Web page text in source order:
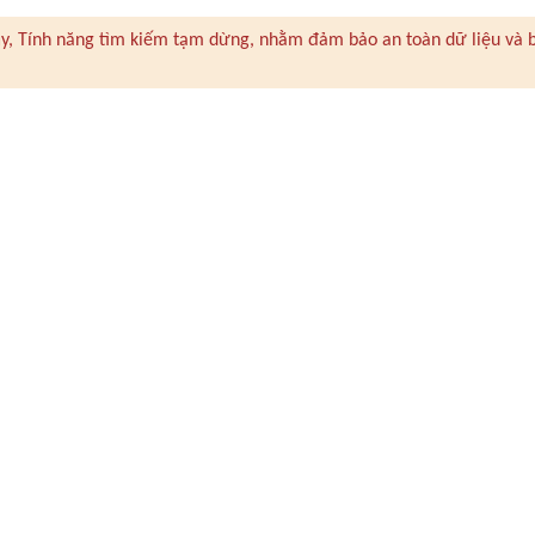
Tính năng tìm kiếm tạm dừng, nhằm đảm bảo an toàn dữ liệu và